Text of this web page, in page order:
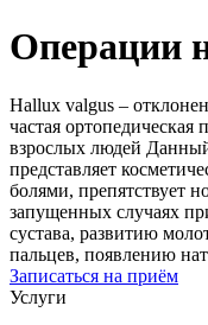
Операции
Hallux valgus –
частая ортопедическая
взрослых людей
представляет
болями, препятствует
запущенных случаях
сустава, развитию
пальцев, появлению
Записаться на приём
Услуги